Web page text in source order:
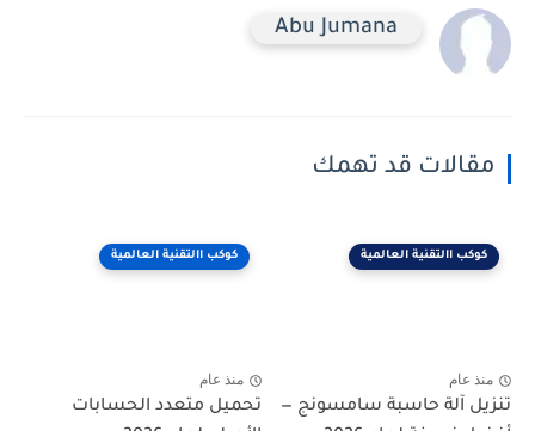
Abu Jumana
مقالات قد تهمك
كوكب االتقنية العالمية
منذ عام
تنزيل آلة حاسبة سامسونج —
كوكب االتقنية العالمية
منذ عام
تحميل متعدد الحسابات